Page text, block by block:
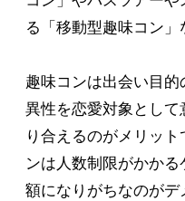
る「移動型趣味コン」
趣味コンは出会い目的
異性を恋愛対象とし
り合えるのがメリッ
ンは人数制限がかか
額になりがちなのがデ